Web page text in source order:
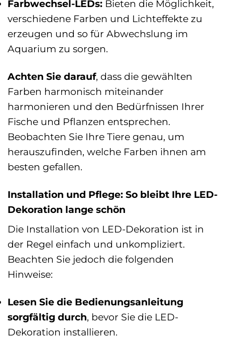
Farbwechsel-LEDs: Bieten die Möglichkeit,
verschiedene Farben und Lichteffekte zu
erzeugen und so für Abwechslung im
Aquarium zu sorgen.
Achten Sie darauf, dass die gewählten
Farben harmonisch miteinander
harmonieren und den Bedürfnissen Ihrer
Fische und Pflanzen entsprechen.
Beobachten Sie Ihre Tiere genau, um
herauszufinden, welche Farben ihnen am
besten gefallen.
Installation und Pflege: So bleibt Ihre LED-
Dekoration lange schön
Die Installation von LED-Dekoration ist in
der Regel einfach und unkompliziert.
Beachten Sie jedoch die folgenden
Hinweise:
Lesen Sie die Bedienungsanleitung
sorgfältig durch, bevor Sie die LED-
Dekoration installieren.